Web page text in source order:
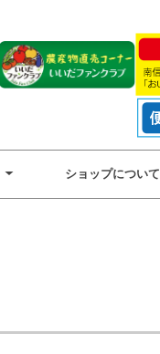
ショップについて